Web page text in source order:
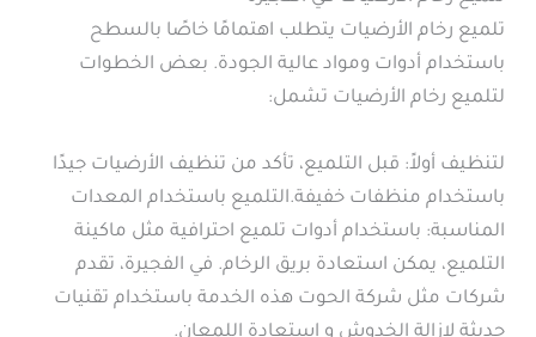
تلميع رخام الأرضيات يتطلب اهتمامًا خاصًا بالسطح
باستخدام أدوات ومواد عالية الجودة. بعض الخطوات
لتلميع رخام الأرضيات تشمل:
لتنظيف أولاً: قبل التلميع، تأكد من تنظيف الأرضيات جيدًا
باستخدام منظفات خفيفة.التلميع باستخدام المعدات
المناسبة: باستخدام أدوات تلميع احترافية مثل ماكينة
التلميع، يمكن استعادة بريق الرخام. في الفجيرة، تقدم
شركات مثل شركة الحوت هذه الخدمة باستخدام تقنيات
حديثة لإزالة الخدوش و استعادة اللمعان.